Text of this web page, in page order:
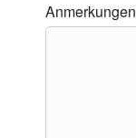
Anmerkungen